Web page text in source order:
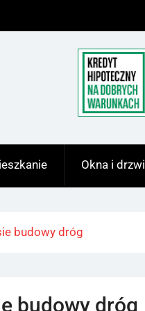
Okna i drzwi
budowy dróg
budowy dróg